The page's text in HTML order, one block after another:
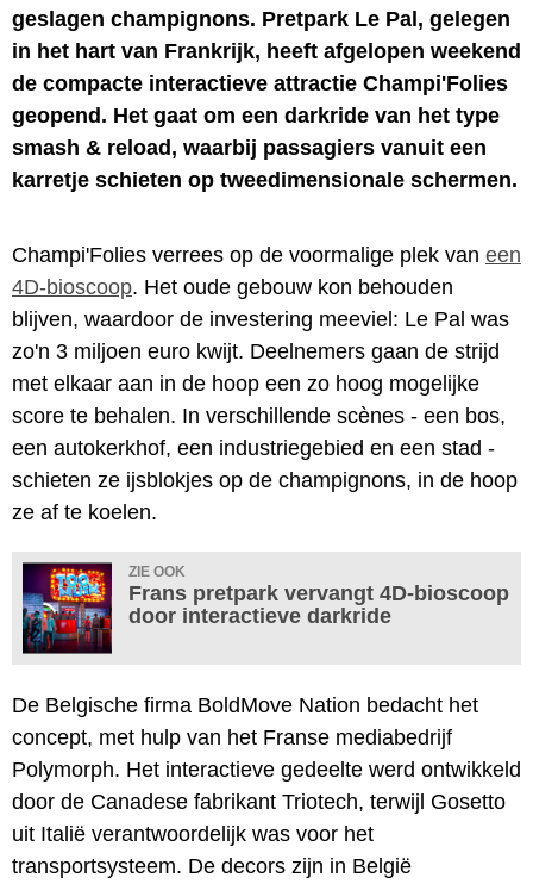
geslagen champignons. Pretpark Le Pal, gelegen
in het hart van Frankrijk, heeft afgelopen weekend
de compacte interactieve attractie Champi'Folies
geopend. Het gaat om een darkride van het type
smash & reload, waarbij passagiers vanuit een
karretje schieten op tweedimensionale schermen.
Champi'Folies verrees op de voormalige plek van een
4D-bioscoop. Het oude gebouw kon behouden
blijven, waardoor de investering meeviel: Le Pal was
zo'n 3 miljoen euro kwijt. Deelnemers gaan de strijd
met elkaar aan in de hoop een zo hoog mogelijke
score te behalen. In verschillende scènes - een bos,
een autokerkhof, een industriegebied en een stad -
schieten ze ijsblokjes op de champignons, in de hoop
ze af te koelen.
ZIE OOK
Frans pretpark vervangt 4D-bioscoop
door interactieve darkride
De Belgische firma BoldMove Nation bedacht het
concept, met hulp van het Franse mediabedrijf
Polymorph. Het interactieve gedeelte werd ontwikkeld
door de Canadese fabrikant Triotech, terwijl Gosetto
uit Italië verantwoordelijk was voor het
transportsysteem. De decors zijn in België